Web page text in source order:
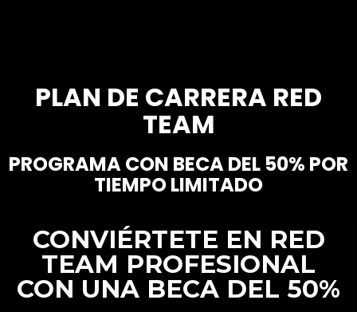
PLAN DE CARRERA RED
TEAM
PROGRAMA CON BECA DEL 50% POR
TIEMPO LIMITADO
CONVIÉRTETE EN RED
TEAM PROFESIONAL
CON UNA BECA DEL 50%